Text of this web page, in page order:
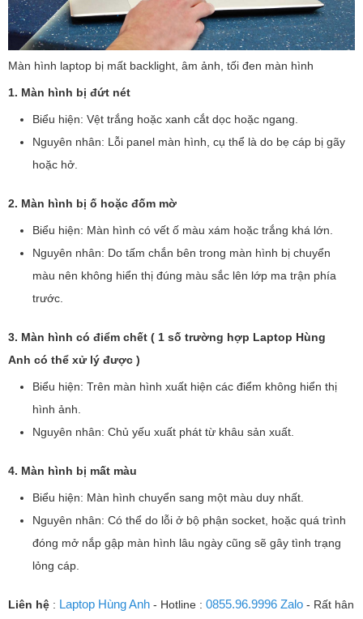
Màn hình laptop bị mất backlight, âm ảnh, tối đen màn hình
1. Màn hình bị đứt nét
Biểu hiện: Vệt trắng hoặc xanh cắt dọc hoặc ngang.
Nguyên nhân: Lỗi panel màn hình, cụ thể là do bẹ cáp bị gãy
hoặc hở.
2. Màn hình bị ố hoặc đốm mờ
Biểu hiện: Màn hình có vết ố màu xám hoặc trắng khá lớn.
Nguyên nhân: Do tấm chắn bên trong màn hình bị chuyển
màu nên không hiển thị đúng màu sắc lên lớp ma trận phía
trước.
3. Màn hình có điểm chết ( 1 số trường hợp Laptop Hùng
Anh có thể xử lý được )
Biểu hiện: Trên màn hình xuất hiện các điểm không hiển thị
hình ảnh.
Nguyên nhân: Chủ yếu xuất phát từ khâu sản xuất.
4. Màn hình bị mất màu
Biểu hiện: Màn hình chuyển sang một màu duy nhất.
Nguyên nhân: Có thể do lỗi ở bộ phận socket, hoặc quá trình
đóng mở nắp gập màn hình lâu ngày cũng sẽ gây tình trạng
lỏng cáp.
Liên hệ : Laptop Hùng Anh - Hotline : 0855.96.9996 Zalo - Rất hân